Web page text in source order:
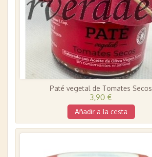
Paté vegetal de Tomates Secos
3,90 €
Añadir a la cesta